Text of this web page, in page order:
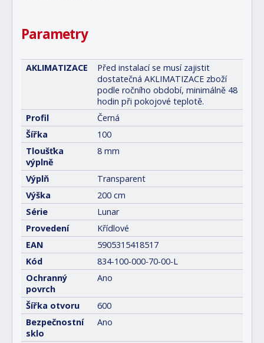
Parametry
AKLIMATIZACE
Před instalací se musí zajistit
dostatečná AKLIMATIZACE zboží
podle ročního období, minimálně 48
hodin při pokojové teplotě.
Profil
Černá
Šířka
100
Tloušťka
výplně
8 mm
Výplň
Transparent
Výška
200 cm
Série
Lunar
Provedení
Křídlové
EAN
5905315418517
Kód
834-100-000-70-00-L
Ochranný
povrch
Ano
Šířka otvoru
600
Bezpečnostní
sklo
Ano